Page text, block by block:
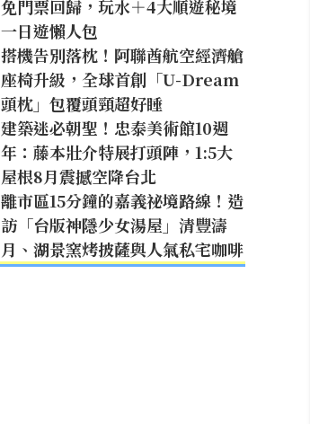
免門票回歸，玩水＋4大順遊秘境
一日遊懶人包
搭機告別落枕！阿聯酋航空經濟艙
座椅升級，全球首創「U-Dream
頭枕」包覆頭頸超好睡
建築迷必朝聖！忠泰美術館10週
年：藤本壯介特展打頭陣，1:5大
屋根8月震撼空降台北
離市區15分鐘的嘉義祕境路線！造
訪「台版神隱少女湯屋」清豐濤
月、湖景窯烤披薩與人氣私宅咖啡